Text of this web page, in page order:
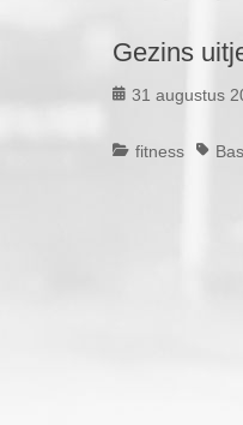
Gezins
Geplaatst
31 augustus
Categorieën
fitness Tags